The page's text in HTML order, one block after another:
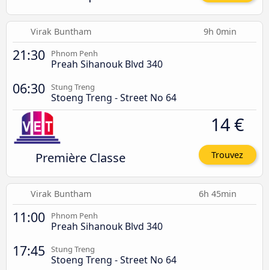
Virak Buntham 9h 0min
21:30 Phnom Penh
Preah Sihanouk Blvd 340
06:30 Stung Treng
Stoeng Treng - Street No 64
Première Classe
14 €
Trouvez
Virak Buntham 6h 45min
11:00 Phnom Penh
Preah Sihanouk Blvd 340
17:45 Stung Treng
Stoeng Treng - Street No 64